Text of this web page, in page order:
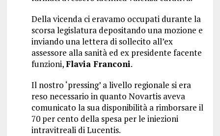
Della vicenda ci eravamo occupati durante la
scorsa legislatura depositando una mozione e
inviando una lettera di sollecito all’ex
assessore alla sanità ed ex presidente facente
funzioni,Flavia Franconi.
Il nostro ‘pressing’ a livello regionale si era
reso necessario in quanto Novartis aveva
comunicato la sua disponibilità a rimborsare il
70 per cento della spesa per le iniezioni
intravitreali di Lucentis.